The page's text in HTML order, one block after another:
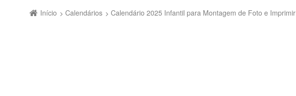
Início Calendários Calendário 2025 Infantil para Montagem de Foto e Imprimir